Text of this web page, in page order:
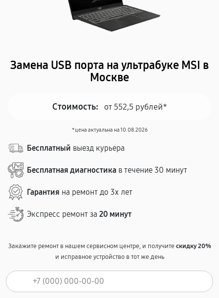
Замена USB порта на ультрабуке MSI в
Москве
Стоимость: от 552,5 рублей*
*цена актуальна на 10.08.2026
Бесплатный выезд курьера
Бесплатная диагностика в течение 30 минут
Гарантия на ремонт до 3х лет
Экспресс ремонт за 20 минут
Закажите ремонт в нашем сервисном центре, и получитескидку 20%
и исправное устройство в тот же день